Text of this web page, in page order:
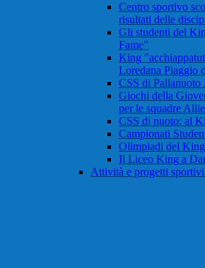
Centro sportivo
risultati delle
Gli studenti del
Fame”
King
Loredana Piaggio
CSS di Pallanuoto
Giochi della
per le squadre
CSS di nuoto: al
Campionati
Olimpiadi del
Il Liceo King a
Attività e progetti